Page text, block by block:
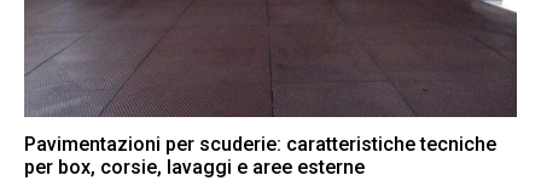
Pavimentazioni per scuderie: caratteristiche tecniche
per box, corsie, lavaggi e aree esterne